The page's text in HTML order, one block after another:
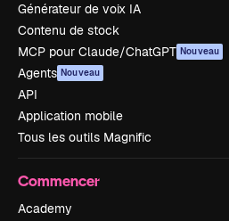
Générateur de voix IA
Contenu de stock
MCP pour Claude/ChatGPT Nouveau
Agents Nouveau
API
Application mobile
Tous les outils Magnific
Commencer
Academy